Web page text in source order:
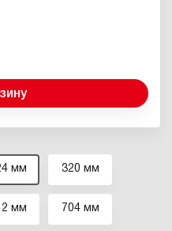
мм 320 мм
мм 704 мм